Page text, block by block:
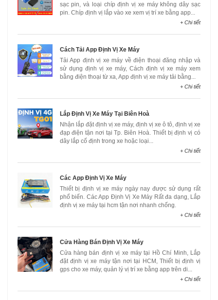
sạc pin, và loại chíp định vị xe máy không dây sạc
pin. Chíp định vị lắp vào xe xem vị trí xe bằng app...
+ Chi tiết
Cách Tải App Định Vị Xe Máy
Tải App định vị xe máy về điện thoại đăng nhập và
sử dụng định vị xe máy, Cách định vị xe máy xem
bằng điện thoại từ xa, App định vị xe máy tải bằng...
+ Chi tiết
Lắp Định Vị Xe Máy Tại Biên Hoà
Nhận lắp đặt định vị xe máy, định vị xe ô tô, định vị xe
đạp điện tận nơi tại Tp. Biên Hoà. Thiết bị định vị có
dây lắp cố định trong xe hoặc loại...
+ Chi tiết
Các App Định Vị Xe Máy
Thiết bị định vị xe máy ngày nay được sử dụng rất
phổ biến. Các App Định Vị Xe Máy Rất đa dạng, Lắp
định vị xe máy tại hcm tận nơi nhanh chống.
+ Chi tiết
Cửa Hàng Bán Định Vị Xe Máy
Cửa hàng bán định vị xe máy tại Hồ Chí Minh, Lắp
đặt định vị xe máy tận nơi tại HCM, Thiết bị định vị
gps cho xe máy, quản lý vị trí xe bằng app trên di...
+ Chi tiết